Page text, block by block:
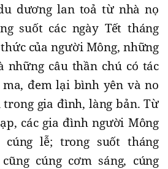
dương lan toả từ nhà nọ
suốt các ngày Tết tháng
của người Mông, những
những câu thần chú có tác
đem lại bình yên và no
gia đình, làng bản. Từ
các gia đình người Mông
lễ; trong suốt tháng
cúng cơm sáng, cúng